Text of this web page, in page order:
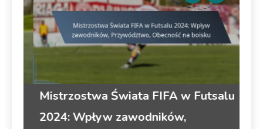
Mistrzostwa Świata FIFA w Futsalu
2024: Wpływ zawodników,